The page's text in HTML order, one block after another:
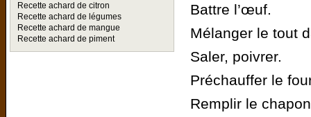
Recette achard de citron
Recette achard de légumes
Recette achard de mangue
Recette achard de piment
Battre l’œuf.
Mélanger le tout
Saler, poivrer.
Préchauffer le
Remplir le